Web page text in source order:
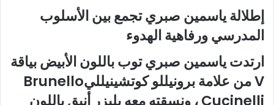
إطلالة ياسمين صبري تجمع بين الأسلوب
المدرسي ورفاهية الهدوء
ارتدت ياسمين صبري توب باللون الأبيض بياقة
V من علامة برونيللو كوتشينيلليBrunello
Cucinelli ، ونسقته معه بليزر أنيق باللون